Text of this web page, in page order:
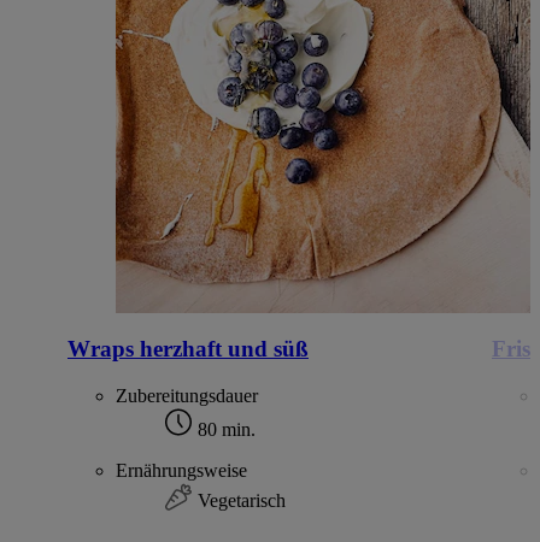
Wraps herzhaft und süß
Zubereitungsdauer
80 min.
Ernährungsweise
Vegetarisch